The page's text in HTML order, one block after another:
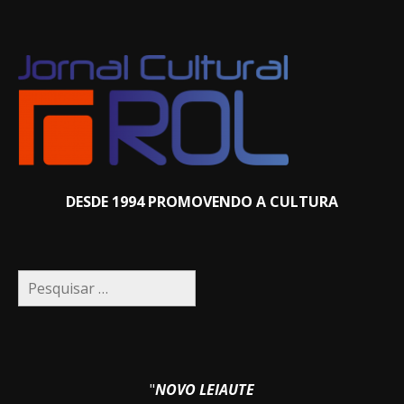
DESDE 1994 PROMOVENDO A CULTURA
Pesquisar
por:
"NOVO LEIAUTE